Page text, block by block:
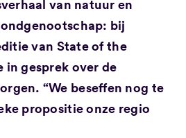
van natuur en
bij
van State of the
in gesprek over de
“We beseffen nog te
propositie onze regio